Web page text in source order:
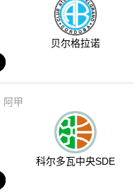
贝尔格拉诺
阿甲
科尔多瓦中央SDE